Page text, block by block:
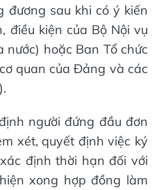
đương sau khi có ý kiến
điều kiện của Bộ Nội vụ
nước) hoặc Ban Tổ chức
quan của Đảng và các
người đứng đầu đơn
xét, quyết định việc ký
định thời hạn đối với
xong hợp đồng làm